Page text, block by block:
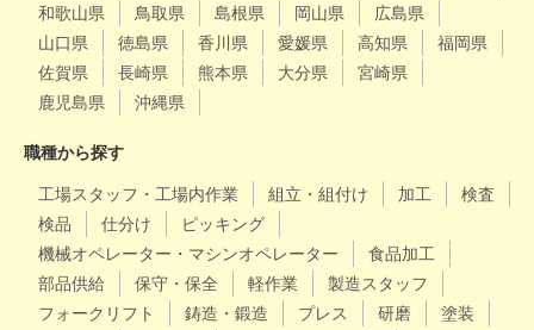
和歌山県
鳥取県 島根県 岡山県
広島県
山口県
徳島県 香川県 愛媛県 高知県
福岡県
佐賀県
長崎県 熊本県 大分県
宮崎県
鹿児島県
沖縄県
職種から探す
工場スタッフ・工場内作業 組立・組付け 加工
検査
検品
仕分け
ピッキング
機械オペレーター・マシンオペレーター
食品加工
部品供給
保守・保全 軽作業
製造スタッフ
フォークリフト
鋳造・鍛造 プレス 研磨
塗装